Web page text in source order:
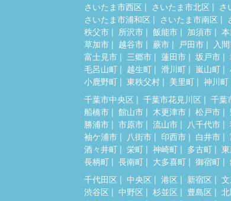
さいたま市西区 さいたま市北区 さ
さいたま市浦和区
さいたま市南区
秩父市
所沢市 飯能市 加須市
草加市
越谷市 蕨市 戸田市 入
富士見市
三郷市 蓮田市 坂戸市
毛呂山町
越生町 滑川町 嵐山町
小鹿野町
東秩父村 美里町 神川町
千葉市中央区 千葉市花見川区 千葉
船橋市
館山市 木更津市 松戸市
勝浦市
市原市 流山市 八千代市
袖ケ浦市
八街市 印西市 白井市
酒々井町
栄町 神崎町 多古町
長柄町
長南町 大多喜町 御宿町
千代田区
中央区 港区 新宿区
渋谷区
中野区 杉並区 豊島区